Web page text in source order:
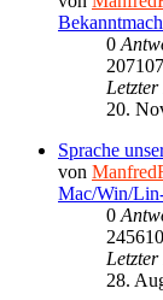
0
207107
20.
Sprache
von
Mac/Win/
0
245610
28.